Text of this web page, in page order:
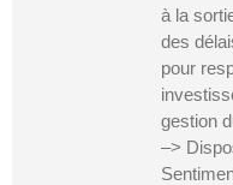
à la
des
pour
gestion
–>